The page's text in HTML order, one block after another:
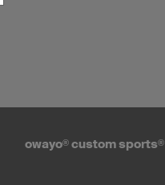
owayo® custom sports®